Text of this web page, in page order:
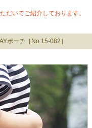
だいてご紹介しております。
ポーチ［No.15-082］